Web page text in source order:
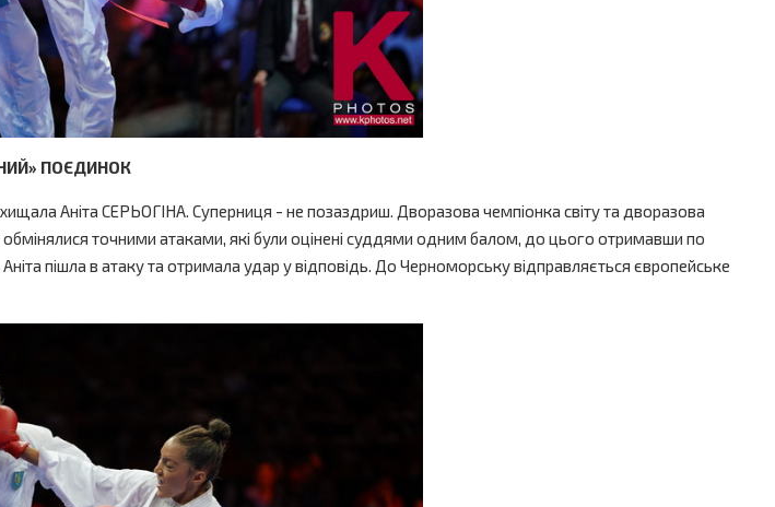
ПОЄДИНОК
Аніта СЕРЬОГІНА. Суперниця - не позаздриш. Дворазова чемпіонка світу та дворазова
точними атаками, які були оцінені суддями одним балом, до цього отримавши по
пішла в атаку та отримала удар у відповідь. До Черноморську відправляється європейське